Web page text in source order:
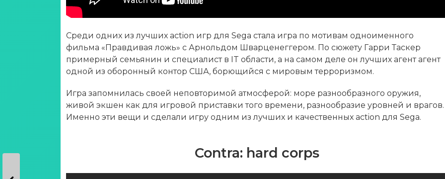
Среди одних из лучших action игр для Sega стала игра по мотивам одноименного
фильма «Правдивая ложь» с Арнольдом Шварценеггером. По сюжету Гарри Таскер
примерный семьянин и специалист в IT области, а на самом деле он лучших агент агент
одной из оборонный контор США, борющийся с мировым терроризмом.
Игра запомнилась своей неповторимой атмосферой: море разнообразного оружия,
живой экшен как для игровой приставки того времени, разнообразие уровней и врагов.
Именно эти вещи и сделали игру одним из лучших и качественных action для Sega.
Contra: hard corps